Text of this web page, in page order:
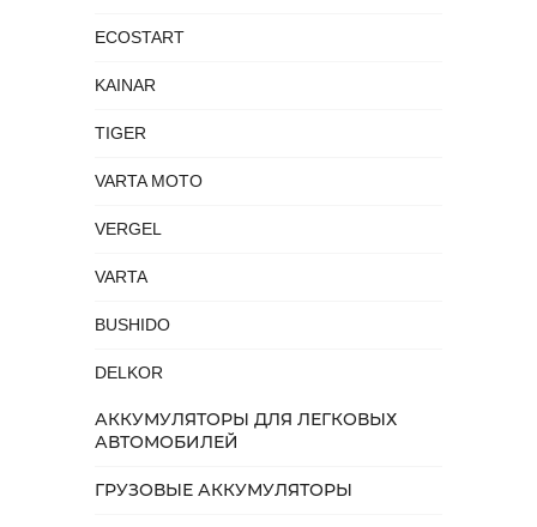
ECOSTART
KAINAR
TIGER
VARTA MOTO
VERGEL
VARTA
BUSHIDO
DELKOR
АККУМУЛЯТОРЫ ДЛЯ ЛЕГКОВЫХ
АВТОМОБИЛЕЙ
ГРУЗОВЫЕ АККУМУЛЯТОРЫ